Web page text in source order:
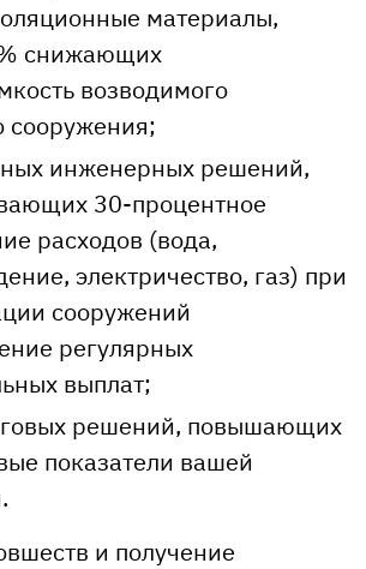
материалы,
снижающих
возводимого
сооружения;
инженерных решений,
30-процентное
расходов (вода,
электричество, газ) при
сооружений
регулярных
выплат;
решений, повышающих
показатели вашей
и получение